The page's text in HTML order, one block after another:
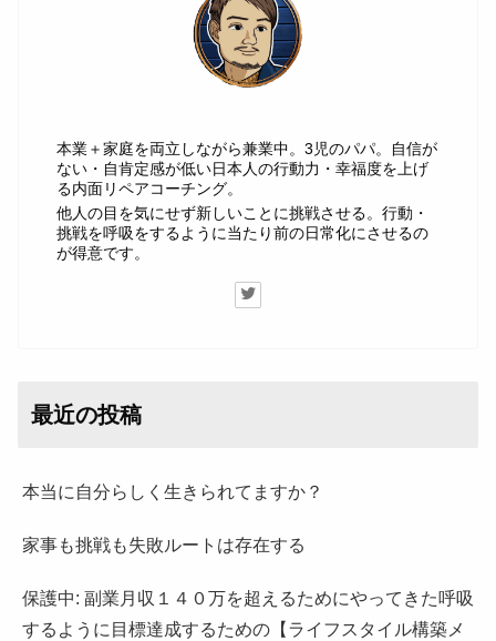
本業＋家庭を両立しながら兼業中。3児のパパ。自信が
ない・自肯定感が低い日本人の行動力・幸福度を上げ
る内面リペアコーチング。
他人の目を気にせず新しいことに挑戦させる。行動・
挑戦を呼吸をするように当たり前の日常化にさせるの
が得意です。
最近の投稿
本当に自分らしく生きられてますか？
家事も挑戦も失敗ルートは存在する
保護中: 副業月収１４０万を超えるためにやってきた呼吸
するように目標達成するための【ライフスタイル構築メ